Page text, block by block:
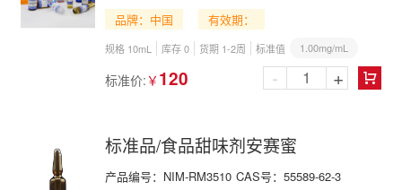
品牌：中国
有效期：
规格 10mL 库存 0 货期 1-2周 标准值 1.00mg/mL
标准价: ￥ 120 
- +
标准品/食品甜味剂安赛蜜
产品编号： NIM-RM3510 CAS号： 55589-62-3